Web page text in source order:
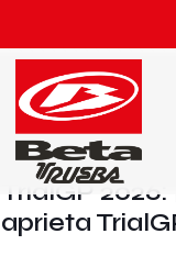
27 de julio de 2026
TrialGP
aprieta